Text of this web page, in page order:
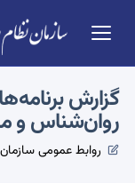
گزارش
روان‌شناس و
روابط عمومی سازمان